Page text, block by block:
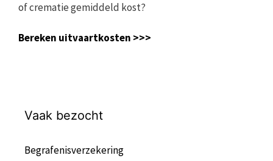
of crematie gemiddeld kost?
Bereken uitvaartkosten >>>
Vaak bezocht
Begrafenisverzekering